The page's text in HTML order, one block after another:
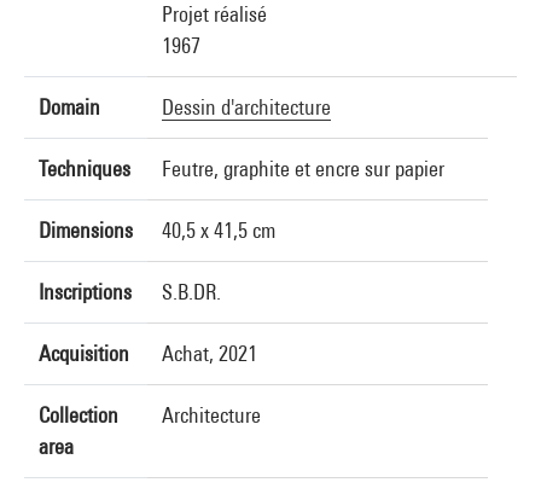
Projet réalisé
1967
Domain Dessin d'architecture
Techniques Feutre, graphite et encre sur papier
Dimensions 40,5 x 41,5 cm
Inscriptions S.B.DR.
Acquisition Achat, 2021
Collection
area
Architecture